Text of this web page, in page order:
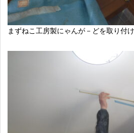
まずねこ工房製にゃんが－どを取り付